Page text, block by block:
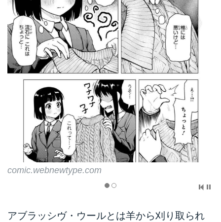
comic.webnewtype.com
アブラッシヴ・ウールとは羊から刈り取られ